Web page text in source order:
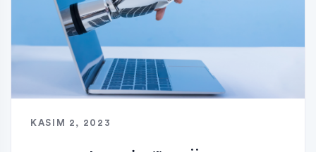
KASIM 2, 2023